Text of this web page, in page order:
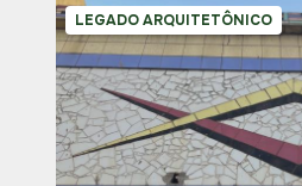
LEGADO ARQUITETÔNICO